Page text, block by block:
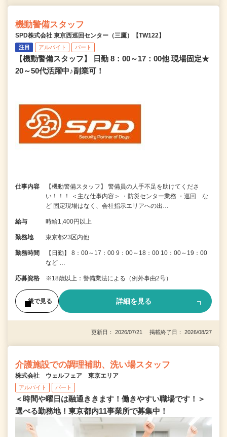
機動警備スタッフ
SPD株式会社 東京西巡回センター（三鷹）【TW122】
注目 アルバイト パート
【機動警備スタッフ】 日勤 8：00～17：00他 現場固定★
20～50代活躍中♪副業可！
仕事内容
【機動警備スタッフ】 警備員の人手不足を助けてくださ
い！！！ ＜主な仕事内容＞ ・防災センター業務 ・巡回 な
ど 固定現場はなく、会社指示エリアへの出…
給与 時給1,400円以上
勤務地 東京都23区内他
勤務時間
【日勤】 8：00～17：00 9：00～18：00 10：00～19：00
など …
応募資格 ※18歳以上：警備業法による（例外事由2号）
後で見る 詳細を見る
更新日： 2026/07/21 掲載終了日： 2026/08/27
介護施設での調理補助、洗い場スタッフ
株式会社 ウェルフェア 東京エリア
アルバイト パート
＜時間や曜日は融通ききます！働きやすい職場です！＞
選べる勤務地！東京都内11事業所で募集中！